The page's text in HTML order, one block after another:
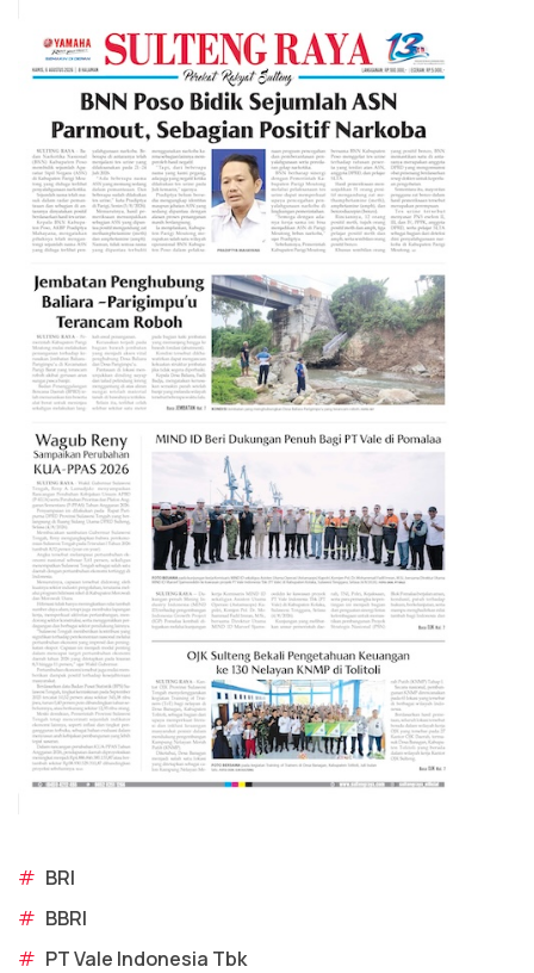
# BRI
# BBRI
# PT Vale Indonesia Tbk